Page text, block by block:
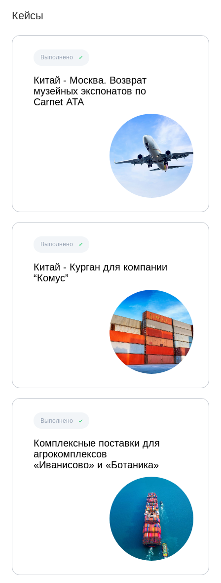
Кейсы
Выполнено
Китай - Москва. Возврат
музейных экспонатов по
Carnet ATA
Выполнено
Китай - Курган для компании
“Комус”
Выполнено
Комплексные поставки для
агрокомплексов
«Иванисово» и «Ботаника»